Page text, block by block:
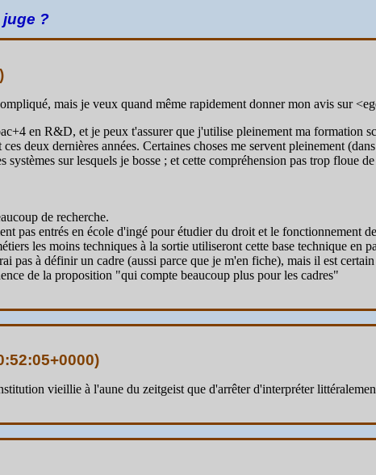
juge ?
)
mais je veux quand même rapidement donner mon avis sur
en R&D, et je peux t'assurer que j'utilise pleinement ma formation
deux dernières années. Certaines choses me servent pleinement
systèmes sur lesquels je bosse ; et cette compréhension pas trop floue
de recherche.
pas entrés en école d'ingé pour étudier du droit et le fonctionnement
les moins techniques à la sortie utiliseront cette base technique en
pas à définir un cadre (aussi parce que je m'en fiche), mais il est
de la proposition "qui compte beaucoup plus pour les cadres"
)
vieillie à l'aune du zeitgeist que d'arrêter d'interpréter